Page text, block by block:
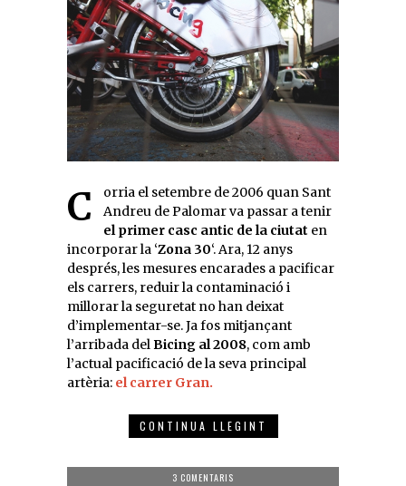
Corria el setembre de 2006 quan Sant
Andreu de Palomar va passar a tenir
el primer casc antic de la ciutat en
incorporar la ‘Zona 30‘. Ara, 12 anys
després, les mesures encarades a pacificar
els carrers, reduir la contaminació i
millorar la seguretat no han deixat
d’implementar-se. Ja fos mitjançant
l’arribada delBicing al 2008, com amb
l’actual pacificació de la seva principal
artèria: el carrer Gran.
CONTINUA LLEGINT
3 COMENTARIS